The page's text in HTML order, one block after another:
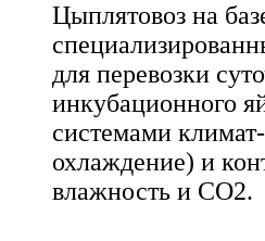
Цыплятовоз на
для перевозки
инкубационного
системами
охлаждение) и
влажность и CO2.